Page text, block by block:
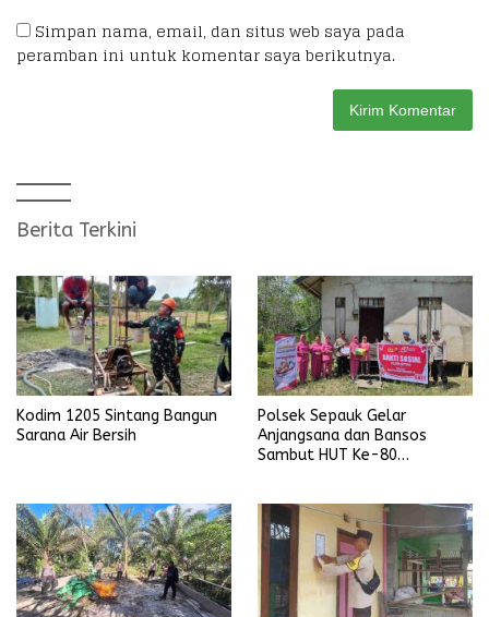
Simpan nama, email, dan situs web saya pada
peramban ini untuk komentar saya berikutnya.
Berita Terkini
Kodim 1205 Sintang Bangun
Sarana Air Bersih
Polsek Sepauk Gelar
Anjangsana dan Bansos
Sambut HUT Ke-80